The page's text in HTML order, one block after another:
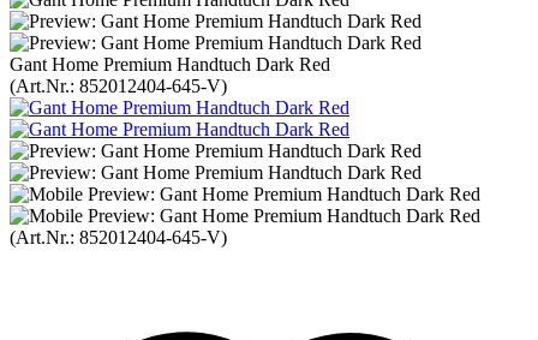
Gant Home Premium Handtuch Dark Red
(Art.Nr.: 852012404-645-V)
(Art.Nr.: 852012404-645-V)